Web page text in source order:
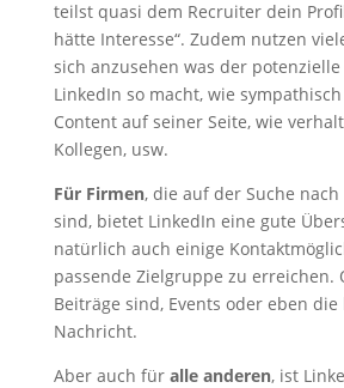
teilst quasi dem Recruiter dein
hätte Interesse“. Zudem nutzen
sich anzusehen was der
LinkedIn so macht, wie
Content auf seiner Seite, wie
Kollegen, usw.
Für Firmen, die auf der Suche
sind, bietet LinkedIn eine gute
natürlich auch einige
passende Zielgruppe zu erreichen.
Beiträge sind, Events oder eben die
Nachricht.
Aber auch füralle anderen, ist